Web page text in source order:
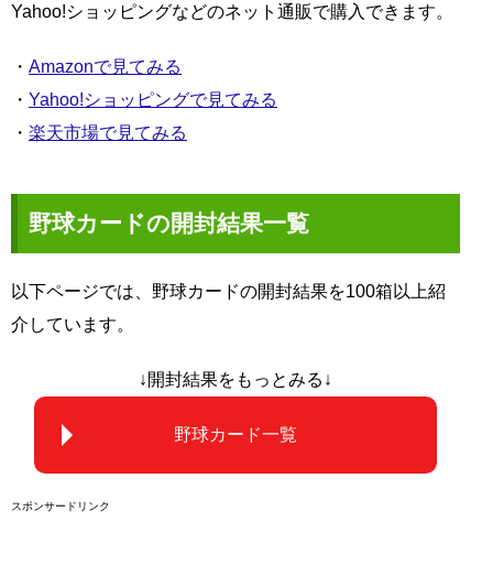
Yahoo!ショッピングなどのネット通販で購入できます。
・ Amazonで見てみる
・ Yahoo!ショッピングで見てみる
・ 楽天市場で見てみる
野球カードの開封結果一覧
以下ページでは、野球カードの開封結果を100箱以上紹
介しています。
↓開封結果をもっとみる↓
野球カード一覧
スポンサードリンク